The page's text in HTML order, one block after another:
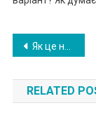
по
Як це не зраджувала? Лікар чітко сказав, що я ніколи не зможу мати дітей
RELATED